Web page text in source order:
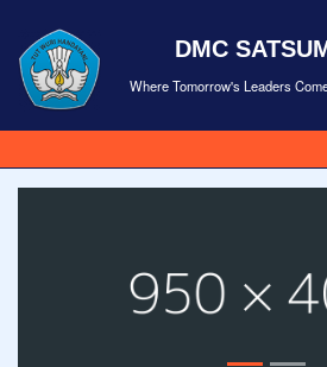
DMC
Where Tomorrow's Leaders